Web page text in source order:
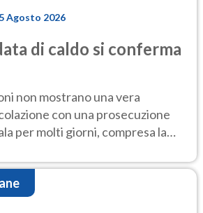
5 Agosto 2026
di caldo si conferma
non mostrano una vera
con una prosecuzione
per molti giorni, compresa la